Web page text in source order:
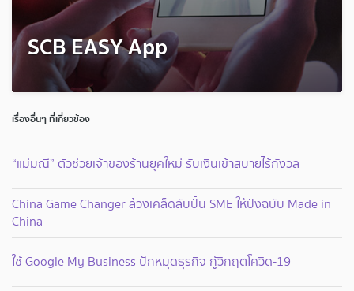
SCB EASY App
เรื่องอื่นๆ ที่เกี่ยวข้อง
“แม่มณี” ตัวช่วยเจ้าของร้านยุคใหม่ รับเงินเข้าสบายไร้กังวล
China Game Changer ล้วงเคล็ดลับปั้น SME ให้ปังฉบับ Made in
China
ใช้ Google My Business ปักหมุดธุรกิจ กู้วิกฤตโควิด-19